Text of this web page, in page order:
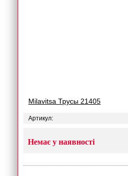
Milavitsa Трусы 21405
Артикул:
Немає у наявності